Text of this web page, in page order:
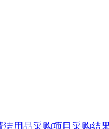
用品采购项目采购结